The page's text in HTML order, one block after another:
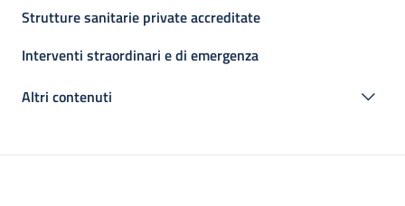
Strutture sanitarie private accreditate
Interventi straordinari e di emergenza
Altri contenuti